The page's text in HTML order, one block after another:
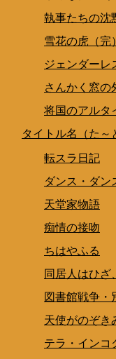
執事たちの沈
雪花の虎（完）
ジェンダーレ
さんかく窓の
将国のアルタ
タイトル名（た～
転スラ日記
ダンス・ダン
天堂家物語
痴情の接吻
ちはやふる
同居人はひざ
図書館戦争・
天使がのぞき
テラ・インコ